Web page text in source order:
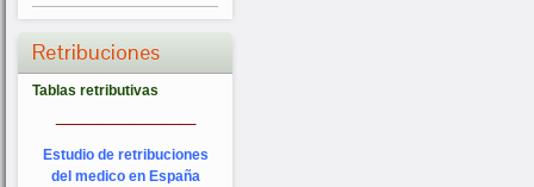
Retribuciones
Tablas retributivas
Estudio de retribuciones
del medico en España